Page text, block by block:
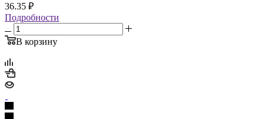
36.35 ₽
Подробности
В корзину